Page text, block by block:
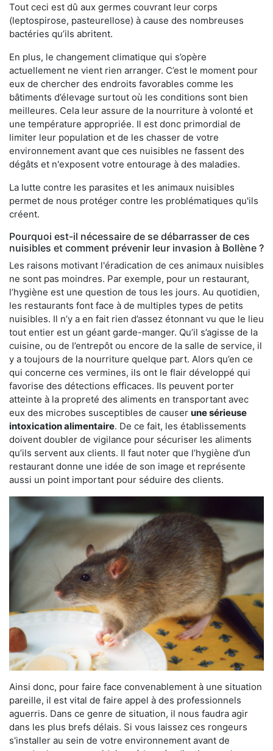
Tout ceci est dû aux germes couvrant leur corps
(leptospirose, pasteurellose) à cause des nombreuses
bactéries qu’ils abritent.
En plus, le changement climatique qui s’opère
actuellement ne vient rien arranger. C’est le moment pour
eux de chercher des endroits favorables comme les
bâtiments d’élevage surtout où les conditions sont bien
meilleures. Cela leur assure de la nourriture à volonté et
une température appropriée. Il est donc primordial de
limiter leur population et de les chasser de votre
environnement avant que ces nuisibles ne fassent des
dégâts et n'exposent votre entourage à des maladies.
La lutte contre les parasites et les animaux nuisibles
permet de nous protéger contre les problématiques qu'ils
créent.
Pourquoi est-il nécessaire de se débarrasser de ces
nuisibles et comment prévenir leur invasion à Bollène ?
Les raisons motivant l'éradication de ces animaux nuisibles
ne sont pas moindres. Par exemple, pour un restaurant,
l’hygiène est une question de tous les jours. Au quotidien,
les restaurants font face à de multiples types de petits
nuisibles. Il n’y a en fait rien d’assez étonnant vu que le lieu
tout entier est un géant garde-manger. Qu’il s’agisse de la
cuisine, ou de l’entrepôt ou encore de la salle de service, il
y a toujours de la nourriture quelque part. Alors qu’en ce
qui concerne ces vermines, ils ont le flair développé qui
favorise des détections efficaces. Ils peuvent porter
atteinte à la propreté des aliments en transportant avec
eux des microbes susceptibles de causer une sérieuse
intoxication alimentaire. De ce fait, les établissements
doivent doubler de vigilance pour sécuriser les aliments
qu’ils servent aux clients. Il faut noter que l’hygiène d’un
restaurant donne une idée de son image et représente
aussi un point important pour séduire des clients.
Ainsi donc, pour faire face convenablement à une situation
pareille, il est vital de faire appel à des professionnels
aguerris. Dans ce genre de situation, il nous faudra agir
dans les plus brefs délais. Si vous laissez ces rongeurs
s'installer au sein de votre environnement avant de